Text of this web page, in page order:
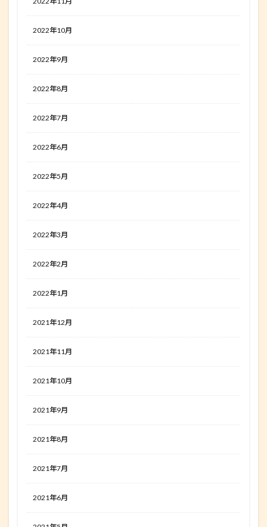
2022年10月
2022年9月
2022年8月
2022年7月
2022年6月
2022年5月
2022年4月
2022年3月
2022年2月
2022年1月
2021年12月
2021年11月
2021年10月
2021年9月
2021年8月
2021年7月
2021年6月